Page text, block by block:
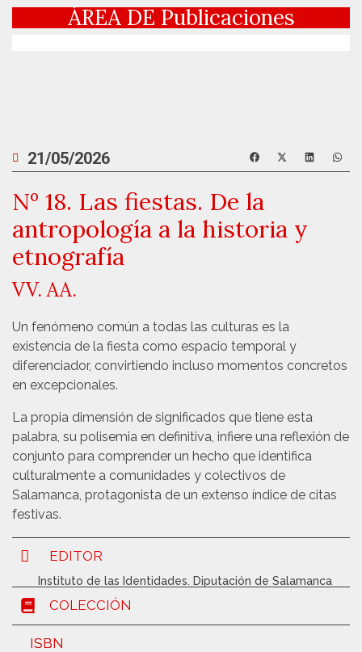
ÁREA DE Publicaciones
21/05/2026
Nº 18. Las fiestas. De la
antropología a la historia y
etnografía
VV. AA.
Un fenómeno común a todas las culturas es la
existencia de la fiesta como espacio temporal y
diferenciador, convirtiendo incluso momentos concretos
en excepcionales.
La propia dimensión de significados que tiene esta
palabra, su polisemia en definitiva, infiere una reflexión de
conjunto para comprender un hecho que identifica
culturalmente a comunidades y colectivos de
Salamanca, protagonista de un extenso índice de citas
festivas.
EDITOR
Instituto de las Identidades. Diputación de Salamanca
COLECCIÓN
ISBN